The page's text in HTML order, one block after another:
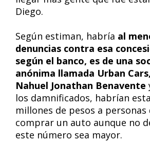
Diego.
Según estiman, habría al
denuncias contra esa
según el banco, es de una
anónima llamada Urban
Nahuel Jonathan Benavente
los damnificados, habrían
millones de pesos a personas
comprar un auto aunque no
este número sea mayor.